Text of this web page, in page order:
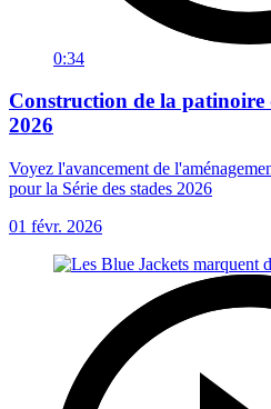
0:34
Construction de la patinoire
2026
Voyez l'avancement de
pour la Série des stades 2026
01 févr. 2026